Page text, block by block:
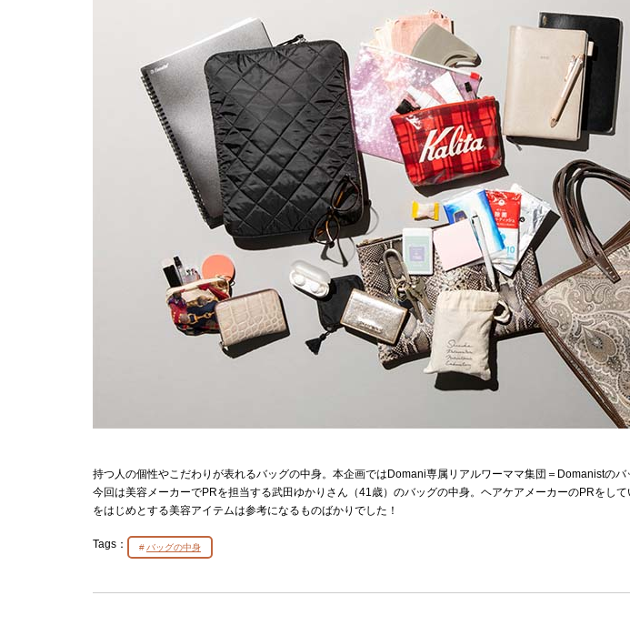
持つ人の個性やこだわりが表れるバッグの中身。本企画ではDomani専属リアルワーママ集団＝Domanistのバ
今回は美容メーカーでPRを担当する武田ゆかりさん（41歳）のバッグの中身。ヘアケアメーカーのPRをし
をはじめとする美容アイテムは参考になるものばかりでした！
Tags： バッグの中身